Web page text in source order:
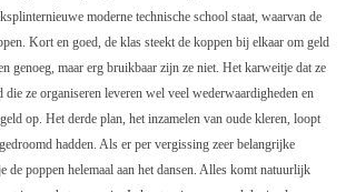
moderne technische school staat, waarvan de
Kort en goed, de klas steekt de koppen bij elkaar om geld
genoeg, maar erg bruikbaar zijn ze niet. Het karweitje dat ze
die ze organiseren leveren wel veel wederwaardigheden en
op. Het derde plan, het inzamelen van oude kleren, loopt
hadden. Als er per vergissing zeer belangrijke
de poppen helemaal aan het dansen. Alles komt natuurlijk